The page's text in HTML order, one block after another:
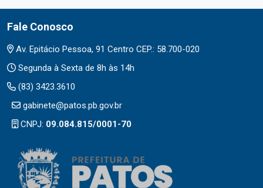
Fale Conosco
Av. Epitácio Pessoa, 91 Centro CEP.: 58.700-020
Segunda à Sexta de 8h às 14h
(83) 3423.3610
gabinete@patos.pb.gov.br
CNPJ: 09.084.815/0001-70